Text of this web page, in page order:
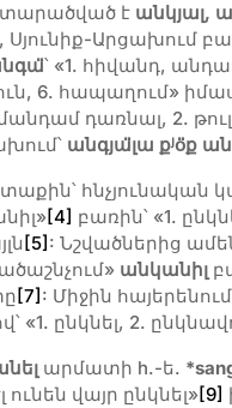
է անկյալ,
, Սյունիք-Արցախում
՝ «1. հիվանդ,
6. հապաղում»
դառնալ, 2.
անգյալա քյօք
[4] բառին՝ «1.
[5] : Նշվածներից
անկանիլ
[7] : Միջին
«1. ընկնել, 2.
արմատի h.-ե.
ունեն վայր ընկնել»[9]